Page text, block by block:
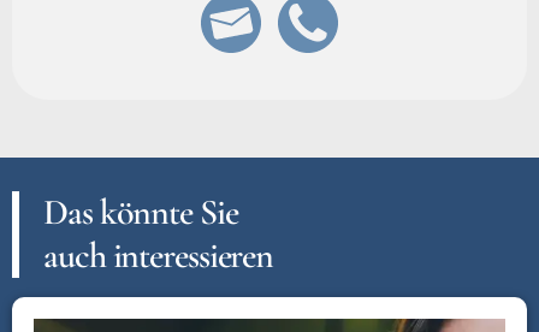
Das könnte Sie
auch interessieren